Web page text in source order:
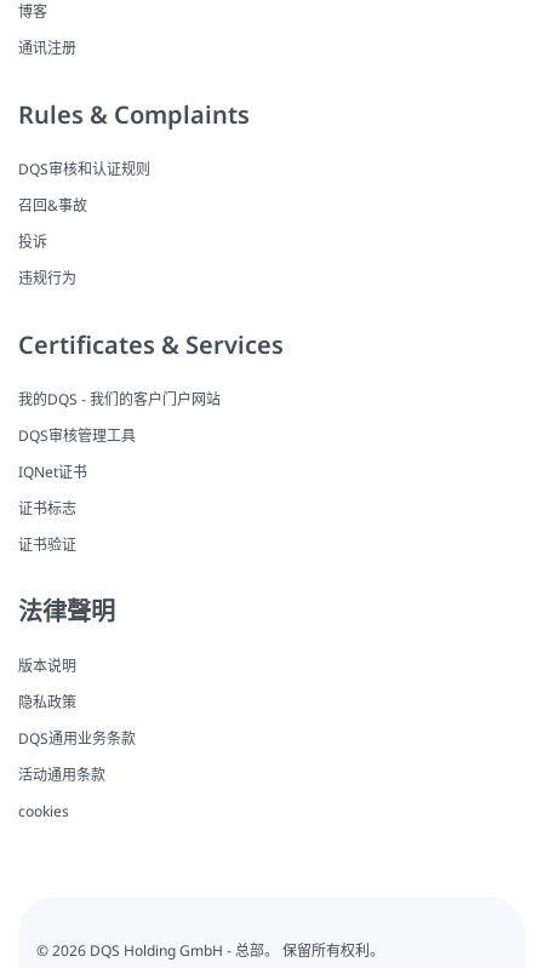
博客
通讯注册
Rules & Complaints
DQS审核和认证规则
召回&事故
投诉
违规行为
Certificates & Services
我的DQS - 我们的客户门户网站
DQS审核管理工具
IQNet证书
证书标志
证书验证
法律聲明
版本说明
隐私政策
DQS通用业务条款
活动通用条款
cookies
© 2026 DQS Holding GmbH - 总部。 保留所有权利。